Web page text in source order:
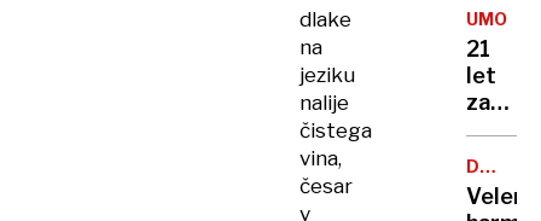
dlake
na
jeziku
nalije
čistega
vina,
česar
v
nove
zmage
UMOR
21
let
Bančni
s
pasom